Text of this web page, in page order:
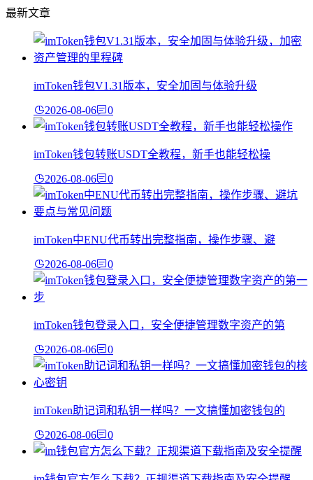
最新文章
imToken钱包V1.31版本，安全加固与体验升级
2026-08-06 0
imToken钱包转账USDT全教程，新手也能轻松操
2026-08-06 0
imToken中ENU代币转出完整指南，操作步骤、避
2026-08-06 0
imToken钱包登录入口，安全便捷管理数字资产的第
2026-08-06 0
imToken助记词和私钥一样吗？一文搞懂加密钱包的
2026-08-06 0